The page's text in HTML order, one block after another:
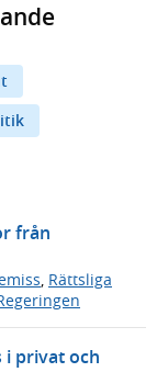
från
, Rättsliga
privat och